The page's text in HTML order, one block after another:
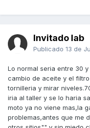
Invitado lab
Publicado 13 de
Lo normal seria entre 30
cambio de aceite y el
tornilleria y mirar
iria al taller y se lo haria
moto ya no viene mas,la
problemas,antes que me